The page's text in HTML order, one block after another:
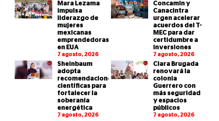
Mara Lezama
impulsa
liderazgo de
mujeres
mexicanas
emprendedoras
en EUA
7 agosto, 2026
Concamin y
Canacintra
urgen acelerar
acuerdos del T-
MEC para dar
certidumbre a
inversiones
7 agosto, 2026
Sheinbaum
adopta
recomendaciones
científicas para
fortalecer la
soberanía
energética
7 agosto, 2026
Clara Brugada
renovará la
colonia
Guerrero con
más seguridad
y espacios
públicos
7 agosto, 2026